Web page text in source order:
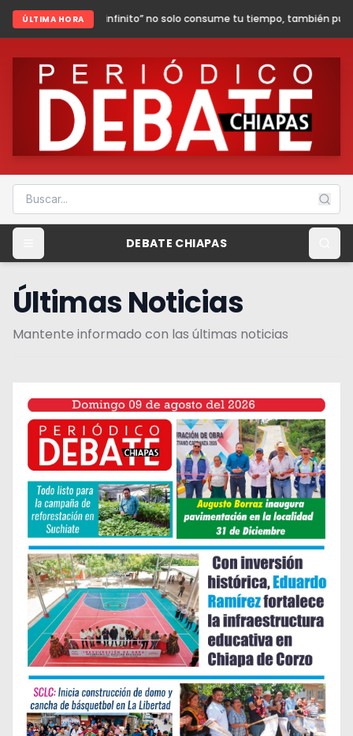
ÚLTIMA HORA
no solo consume tu tiempo, también puede poner en riesgo tu
DEBATE CHIAPAS
Últimas Noticias
Mantente informado con las últimas noticias